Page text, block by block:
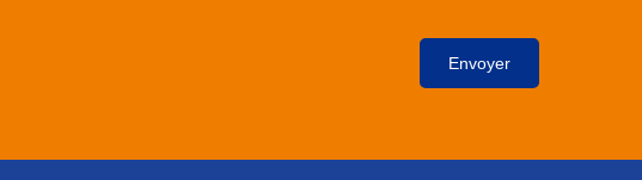
Envoyer